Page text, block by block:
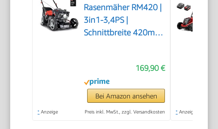
Rasenmäher RM420 |
3in1-3,4PS |
Schnittbreite 420mm
25-75 mm | inkl.
Motoröl
169,90 €
Bei Amazon ansehen
* Anzeige Preis inkl. MwSt., zzgl. Versandkosten * Anzeige